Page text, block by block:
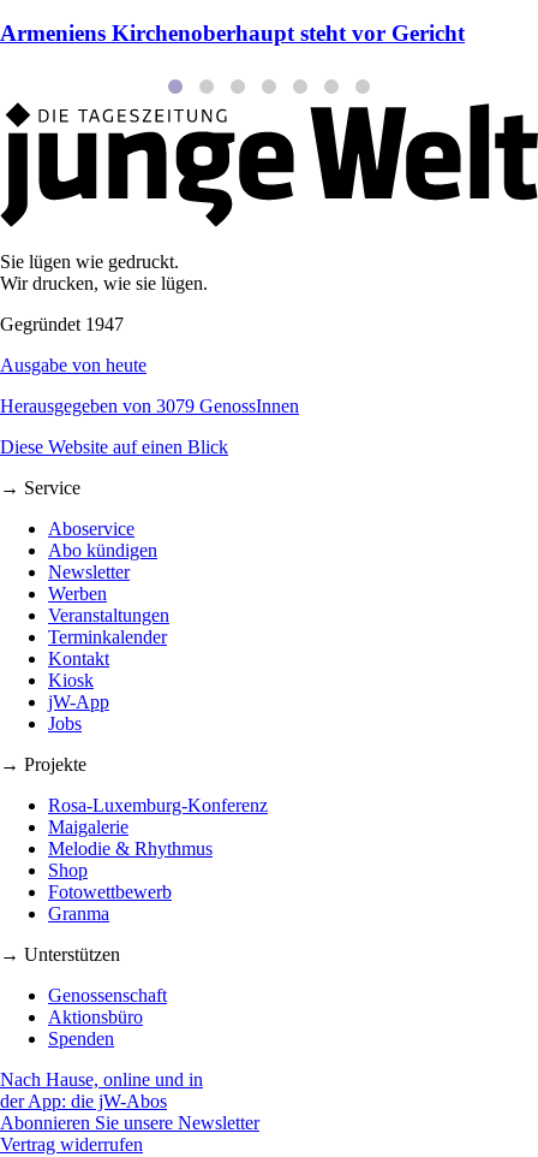
Armeniens Kirchenoberhaupt steht vor Gericht
Sie lügen wie gedruckt.
Wir drucken, wie sie lügen.
Gegründet 1947
Ausgabe von heute
Herausgegeben von 3079 GenossInnen
Diese Website auf einen Blick
→ Service
Aboservice
Abo kündigen
Newsletter
Werben
Veranstaltungen
Terminkalender
Kontakt
Kiosk
jW-App
Jobs
→ Projekte
Rosa-Luxemburg-Konferenz
Maigalerie
Melodie & Rhythmus
Shop
Fotowettbewerb
Granma
→ Unterstützen
Genossenschaft
Aktionsbüro
Spenden
Nach Hause, online und in
der App: die jW-Abos
Abonnieren Sie unsere Newsletter
Vertrag widerrufen